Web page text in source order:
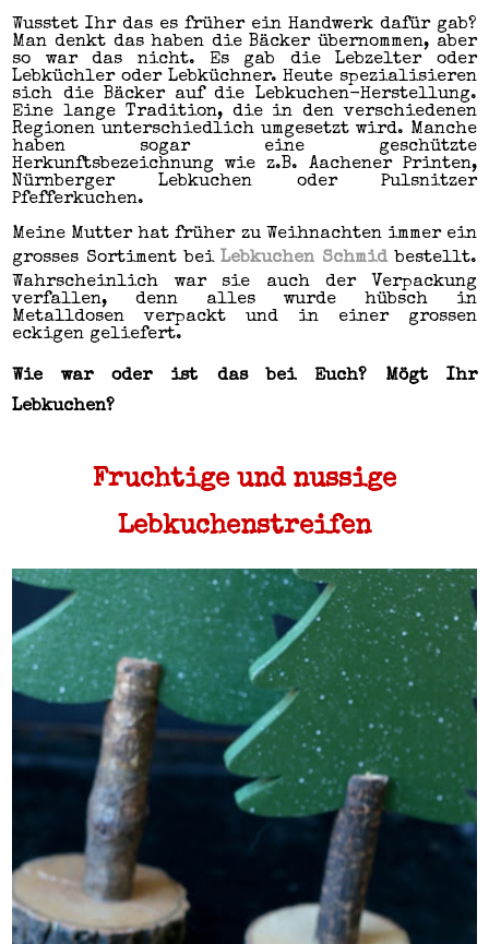
Wusstet Ihr das es früher ein Handwerk dafür gab?
Man denkt das haben die Bäcker übernommen, aber
so war das nicht. Es gab die Lebzelter oder
Lebküchler oder Lebküchner. Heute spezialisieren
sich die Bäcker auf die Lebkuchen-Herstellung.
Eine lange Tradition, die in den verschiedenen
Regionen unterschiedlich umgesetzt wird. Manche
haben sogar eine geschützte
Herkunftsbezeichnung wie z.B. Aachener Printen,
Nürnberger Lebkuchen oder Pulsnitzer
Pfefferkuchen.
Meine Mutter hat früher zu Weihnachten immer ein
grosses Sortiment beiLebkuchen Schmid bestellt.
Wahrscheinlich war sie auch der Verpackung
verfallen, denn alles wurde hübsch in
Metalldosen verpackt und in einer grossen
eckigen geliefert.
Wie war oder ist das bei Euch? Mögt Ihr
Lebkuchen?
Fruchtige und nussige
Lebkuchenstreifen